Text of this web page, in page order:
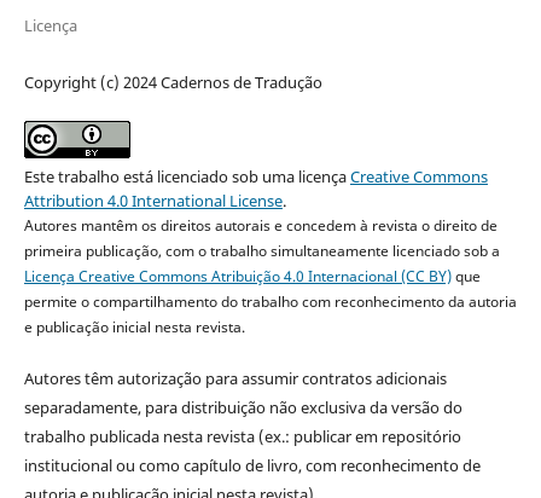
Licença
Copyright (c) 2024 Cadernos de Tradução
Este trabalho está licenciado sob uma licençaCreative Commons
Attribution 4.0 International License.
Autores mantêm os direitos autorais e concedem à revista o direito de
primeira publicação, com o trabalho simultaneamente licenciado sob a
Licença Creative Commons Atribuição 4.0 Internacional (CC BY)que
permite o compartilhamento do trabalho com reconhecimento da autoria
e publicação inicial nesta revista.
Autores têm autorização para assumir contratos adicionais
separadamente, para distribuição não exclusiva da versão do
trabalho publicada nesta revista (ex.: publicar em repositório
institucional ou como capítulo de livro, com reconhecimento de